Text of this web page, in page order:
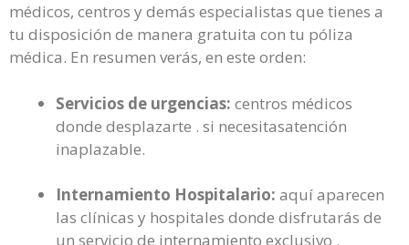
médicos, centros y demás especialistas que tienes a
tu disposición de manera gratuita con tu póliza
médica. En resumen verás, en este orden:
Servicios de urgencias: centros médicos
donde desplazarte . si necesitasatención
inaplazable.
Internamiento Hospitalario: aquí aparecen
las clínicas y hospitales donde disfrutarás de
un servicio de internamiento exclusivo .